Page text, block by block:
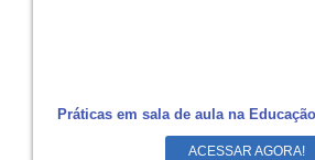
Práticas em sala de aula na
ACESSAR AGORA!